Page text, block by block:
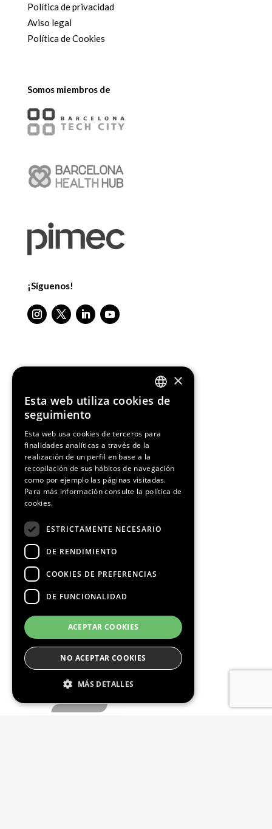
Política de privacidad
Aviso legal
Política de Cookies
Somos miembros de
¡Síguenos!
ENGLISH
×
Esta web utiliza cookies de
seguimiento
Esta web usa cookies de terceros para
finalidades analíticas a través de la
realización de un perfil en base a la
recopilación de sus hábitos de navegación
como por ejemplo las páginas visitadas.
Para más información consulte la política de
cookies.
ESTRICTAMENTE NECESARIO
DE RENDIMIENTO
COOKIES DE PREFERENCIAS
DE FUNCIONALIDAD
ACEPTAR COOKIES
NO ACEPTAR COOKIES
MÁS DETALLES